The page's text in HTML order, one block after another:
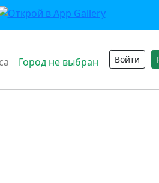
Город не выбран Войти